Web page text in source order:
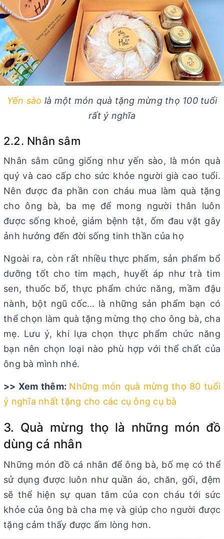
Yến sào là một món quà tặng mừng thọ 100 tuổi
rất ý nghĩa
2.2. Nhân sâm
Nhân sâm cũng giống như yến sào, là món quà
quý và cao cấp cho sức khỏe người già cao tuổi.
Nên được đa phần con cháu mua làm quà tặng
cho ông bà, ba mẹ để mong người thân luôn
được sống khoẻ, giảm bệnh tật, ốm đau vặt gây
ảnh hưởng đến đời sống tinh thần của họ
Ngoài ra, còn rất nhiều thực phẩm, sản phẩm bổ
dưỡng tốt cho tim mạch, huyết áp như trà tim
sen, thuốc bổ, thực phẩm chức năng, mầm đậu
nành, bột ngũ cốc… là những sản phẩm bạn có
thể chọn làm quà tặng mừng thọ cho ông bà, cha
mẹ. Lưu ý, khi lựa chọn thực phẩm chức năng
bạn nên chọn loại nào phù hợp với thể chất của
ông bà mình nhé.
>> Xem thêm: Những món quà mừng thọ 80 tuổi
ý nghĩa nhất tặng cho các cụ ông cụ bà
3. Quà mừng thọ là những món đồ
dùng cá nhân
Những món đồ cá nhân để ông bà, bố mẹ có thể
sử dụng được luôn như quần áo, chăn, gối, đệm
sẽ thể hiện sự quan tâm của con cháu tới sức
khỏe của ông bà cha mẹ và giúp cho người được
tặng cảm thấy được ấm lòng hơn.